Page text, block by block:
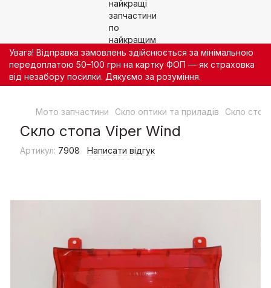
Увага! Відправка замовлень здійснюється за мінімальною
передоплатою 50–100 грн на картку ФОП — як страховка
від незабору посилки. Дякуємо за розуміння.
Мото запчастини Скло оптики та приладів Скло
Скло стопа Viper Wind
Артикул: 7908 Написати відгук